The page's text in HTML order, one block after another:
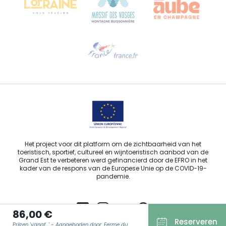
86,00 € Reserveren
Stuur ons een e-mail
Het project voor dit platform om de zichtbaarheid van het
toeristisch, sportief, cultureel en wijntoeristisch aanbod van de
Grand Est te verbeteren werd gefinancierd door de EFRO in het
kader van de respons van de Europese Unie op de COVID-19-
pandemie.